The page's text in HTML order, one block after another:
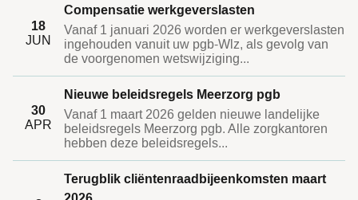
18
JUN
Compensatie werkgeverslasten
Vanaf 1 januari 2026 worden er werkgeverslasten
ingehouden vanuit uw pgb-Wlz, als gevolg van
de voorgenomen wetswijziging...
30
APR
Nieuwe beleidsregels Meerzorg pgb
Vanaf 1 maart 2026 gelden nieuwe landelijke
beleidsregels Meerzorg pgb. Alle zorgkantoren
hebben deze beleidsregels...
Terugblik cliëntenraadbijeenkomsten maart